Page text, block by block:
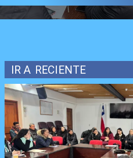
IR A RECIENTE